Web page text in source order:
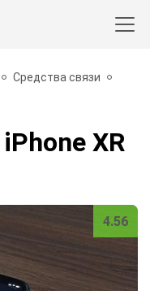
Средства связи
XR
4.56